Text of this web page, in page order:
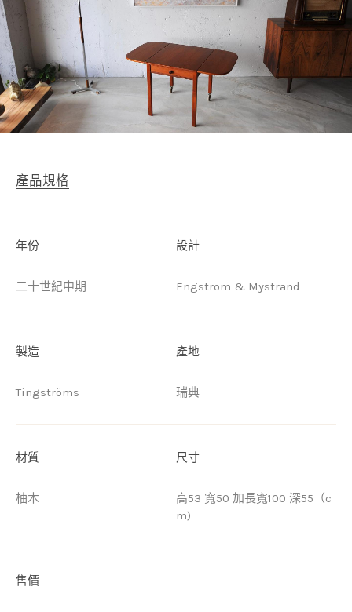
產品規格
年份
二十世紀中期
設計
Engstrom & Mystrand
製造
Tingströms
產地
瑞典
材質
柚木
尺寸
高53 寬50 加長寬100 深55（c
m)
售價